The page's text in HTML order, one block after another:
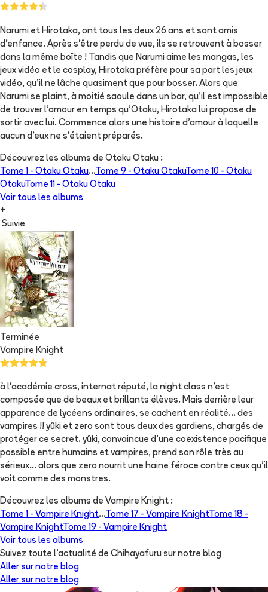
Narumi et Hirotaka, ont tous les deux 26 ans et sont amis
d’enfance. Après s’être perdu de vue, ils se retrouvent à bosser
dans la même boîte ! Tandis que Narumi aime les mangas, les
jeux vidéo et le cosplay, Hirotaka préfère pour sa part les jeux
vidéo, qu’il ne lâche quasiment que pour bosser. Alors que
Narumi se plaint, à moitié saoule dans un bar, qu’il est impossible
de trouver l’amour en temps qu’Otaku, Hirotaka lui propose de
sortir avec lui. Commence alors une histoire d’amour à laquelle
aucun d’eux ne s’étaient préparés.
Découvrez les albums de Otaku Otaku :
Tome 1 - Otaku Otaku...Tome 9 - Otaku OtakuTome 10 - Otaku
OtakuTome 11 - Otaku Otaku
Voir tous les albums
+
Suivie
Terminée
Vampire Knight
à l'académie cross, internat réputé, la night class n'est
composée que de beaux et brillants élèves. Mais derrière leur
apparence de lycéens ordinaires, se cachent en réalité... des
vampires !! yûki et zero sont tous deux des gardiens, chargés de
protéger ce secret. yûki, convaincue d'une coexistence pacifique
possible entre humains et vampires, prend son rôle très au
sérieux... alors que zero nourrit une haine féroce contre ceux qu'il
voit comme des monstres.
Découvrez les albums de Vampire Knight :
Tome 1 - Vampire Knight...Tome 17 - Vampire KnightTome 18 -
Vampire KnightTome 19 - Vampire Knight
Voir tous les albums
Suivez toute l'actualité de Chihayafuru sur notre blog
Aller sur notre blog
Aller sur notre blog